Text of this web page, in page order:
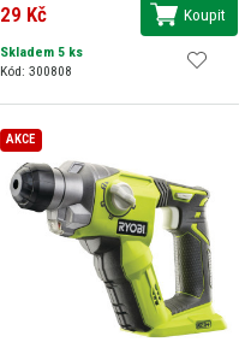
29 Kč Koupit
Skladem 5 ks
Kód: 300808
AKCE